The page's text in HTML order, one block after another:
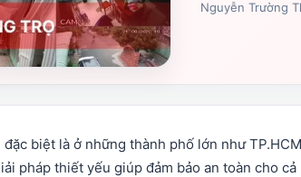
Nguyễn Trường
biệt là ở những thành phố lớn như
pháp thiết yếu giúp đảm bảo an toàn cho